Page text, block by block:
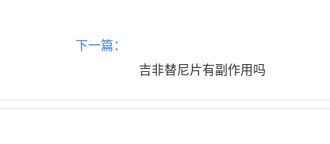
下一篇：
吉非替尼片有副作用吗